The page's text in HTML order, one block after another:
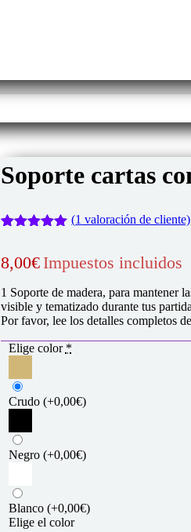
Soporte cartas
5 en base
valoración
de un
cliente
(1 valoración de cliente)
8,00€ Impuestos incluidos
1 Soporte de madera, para mantener
visible y tematizado durante tus
Por favor, lee los detalles completos
Elige color *
Crudo (+0,00€)
Negro (+0,00€)
Blanco (+0,00€)
Elige el color